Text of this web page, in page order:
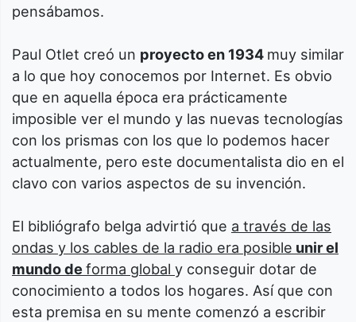
pensábamos.
Paul Otlet creó un proyecto en 1934 muy similar
a lo que hoy conocemos por Internet. Es obvio
que en aquella época era prácticamente
imposible ver el mundo y las nuevas tecnologías
con los prismas con los que lo podemos hacer
actualmente, pero este documentalista dio en el
clavo con varios aspectos de su invención.
El bibliógrafo belga advirtió que a través de las
ondas y los cables de la radio era posible unir el
mundo deforma global y conseguir dotar de
conocimiento a todos los hogares. Así que con
esta premisa en su mente comenzó a escribir